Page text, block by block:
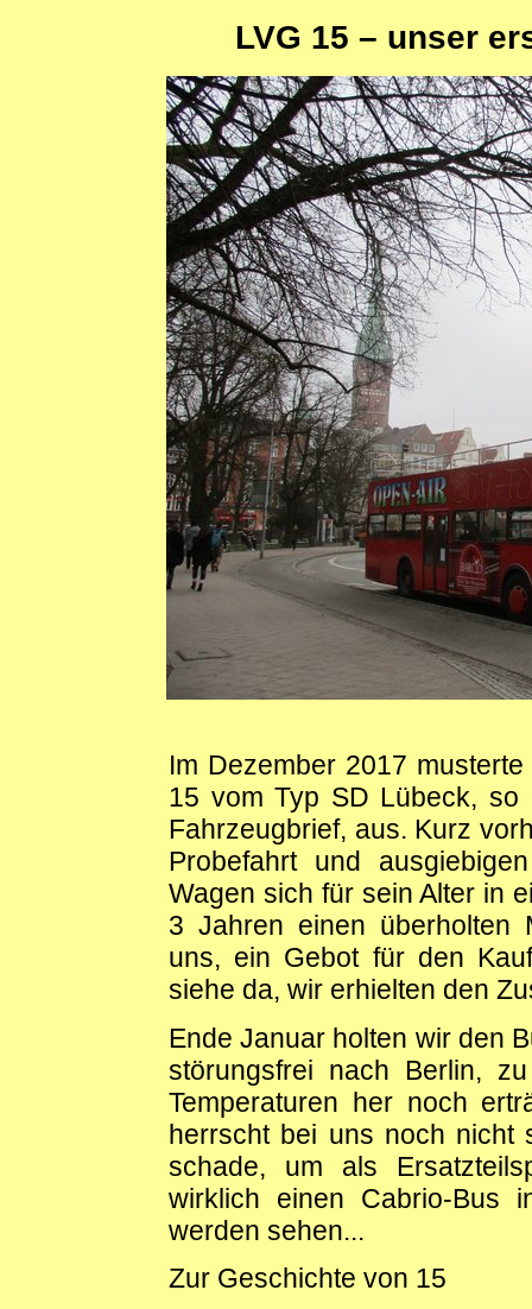
LVG 15 – unser
Im Dezember 2017
15 vom Typ SD Lübeck, so
Fahrzeugbrief, aus. Kurz
Probefahrt und
Wagen sich für sein Alter in
3 Jahren einen überholten
uns, ein Gebot für den
siehe da, wir erhielten den
Ende Januar holten wir den
störungsfrei nach Berlin,
Temperaturen her noch
herrscht bei uns noch nicht
schade, um als
wirklich einen Cabrio-Bus
werden sehen...
Zur Geschichte von 15